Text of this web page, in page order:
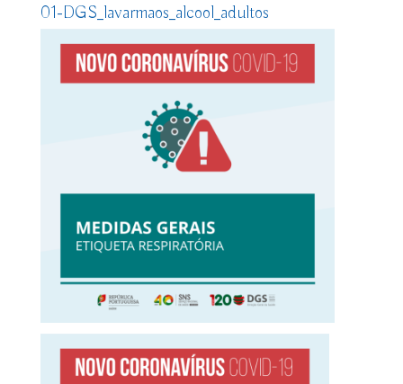
01-DGS_lavarmaos_alcool_adultos